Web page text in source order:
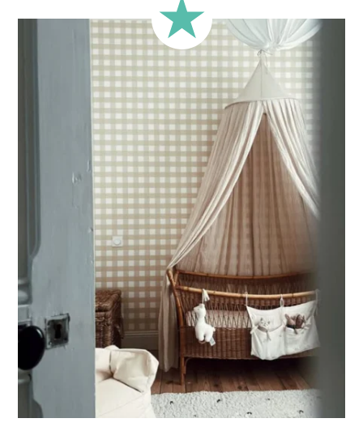
Idéal pour les murs dont la largeur et la hauteur sont
proches (murs plus ou moins carrés).
Demi-hauteur
Parfait pour les murs avec soubassement (moulures en
partie basse) ou pour les murs très longs.
Ce format permet de concentrer le visuel sur la partie
supérieure du mur.
Conçu pour les très grands murs, afin d’obtenir un visuel
ample et immersif.
🔹
Adapté aux espaces où la hauteur est plus importante que
la largeur (montées d’escalier, pans de mur étroits, etc.).